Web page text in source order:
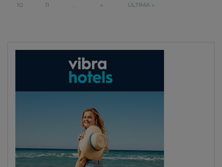
10 11 ... » ÚLTIMA »